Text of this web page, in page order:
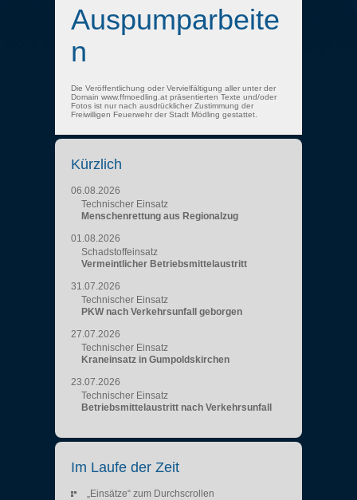
Auspumparbeite
n
Die Veröffentlichung oder Vervielfältigung aller unter der
Domain www.ffmoedling.at präsentierten Texte und/oder
Fotos ist nur nach ausdrücklicher Zustimmung der
Freiwilligen Feuerwehr der Stadt Mödling gestattet.
Kürzlich
06.08.2026
Technischer Einsatz
Menschenrettung aus Regionalzug
01.08.2026
Schadstoffeinsatz
Vermeintlicher Betriebsmittelaustritt
31.07.2026
Technischer Einsatz
PKW nach Verkehrsunfall geborgen
27.07.2026
Technischer Einsatz
Kraneinsatz in Gumpoldskirchen
23.07.2026
Technischer Einsatz
Betriebsmittelaustritt nach Verkehrsunfall
Im Laufe der Zeit
„Einsätze“ zum Durchscrollen